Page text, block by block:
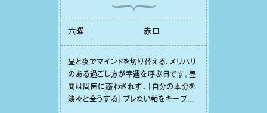
六曜 ⾚⼝
昼と夜でマインドを切り替える、メリハリ
のある過ごし⽅が幸運を呼ぶ⽇です。昼
間は周囲に惑わされず、「⾃分の本分を
淡々と全うする」ブレない軸をキープし